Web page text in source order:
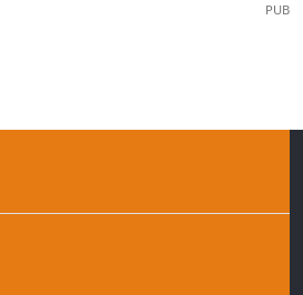
PUB